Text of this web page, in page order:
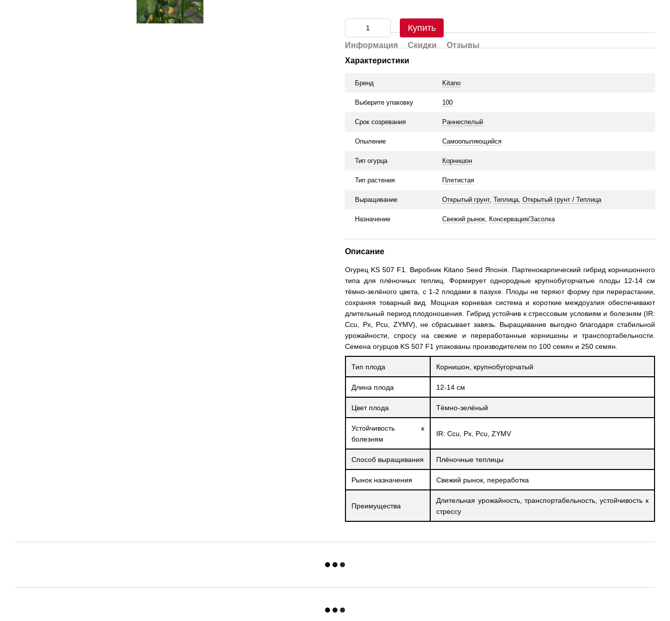
Купить
Информация Скидки
Отзывы
Характеристики
Бренд Kitano
Выберите упаковку 100
Срок созревания Раннеспелый
Опыление Самоопыляющийся
Тип огурца Корнишон
Тип растения Плетистая
Выращивание Открытый грунт, Теплица, Открытый грунт / Теплица
Назначение Свежий рынок, Консервация/Засолка
Описание
Огурец KS 507 F1. Виробник Kitano Seed Японія. Партенокарпический гибрид корнишонного
типа для плёночных теплиц. Формирует однородные крупнобугорчатые плоды 12-14 см
тёмно-зелёного цвета, с 1-2 плодами в пазухе. Плоды не теряют форму при перерастании,
сохраняя товарный вид. Мощная корневая система и короткие междоузлия обеспечивают
длительный период плодоношения. Гибрид устойчив к стрессовым условиям и болезням (IR:
Ccu, Px, Pcu, ZYMV), не сбрасывает завязь. Выращивание выгодно благодаря стабильной
урожайности, спросу на свежие и переработанные корнишоны и транспортабельности.
Семена огурцов KS 507 F1 упакованы производителем по 100 семян и 250 семян.
Тип плода Корнишон, крупнобугорчатый
Длина плода 12-14 см
Цвет плода Тёмно-зелёный
Устойчивость к
болезням
IR: Ccu, Px, Pcu, ZYMV
Способ выращивания Плёночные теплицы
Рынок назначения Свежий рынок, переработка
Преимущества
Длительная урожайность, транспортабельность, устойчивость к
стрессу